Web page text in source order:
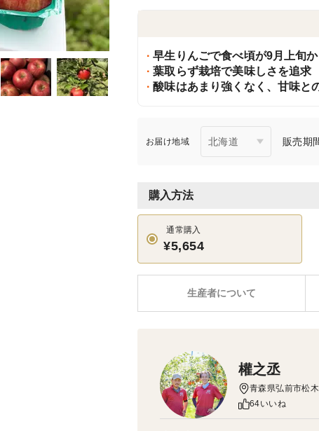
早生りんごで食べ頃が9月上旬
葉取らず栽培で美味しさを追求
酸味はあまり強くなく、甘味と
お届け地域 販売期
購入方法
通常購入
¥5,654
生産者について
權之丞
青森県弘前市松
64いいね